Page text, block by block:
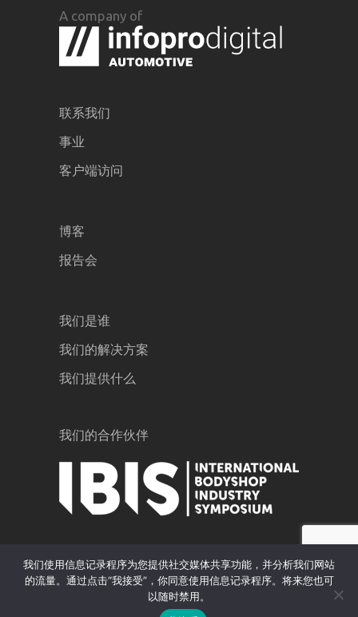
A company of
联系我们
事业
客户端访问
博客
报告会
我们是谁
我们的解决方案
我们提供什么
我们的合作伙伴
GiPA © 2020 |法律声明
我们使用信息记录程序为您提供社交媒体共享功能，并分析我们网站
的流量。通过点击“我接受”，你同意使用信息记录程序。将来您也可
以随时禁用。